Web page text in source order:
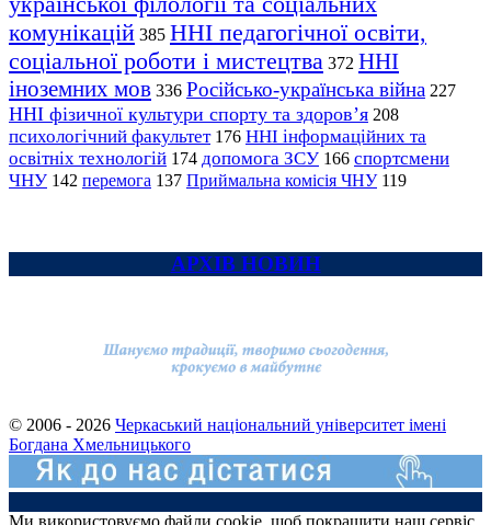
комунікацій 385 ННІ педагогічної освіти,
соціальної роботи і мистецтва 372 ННІ
іноземних мов 336 Російсько-українська війна 227
ННІ фізичної культури спорту та здоров’я 208
психологічний факультет 176 ННІ інформаційних та
освітніх технологій 174 допомога ЗСУ 166 спортсмени
ЧНУ 142 перемога 137 Приймальна комісія ЧНУ 119
АРХІВ НОВИН
© 2006 - 2026 Черкаський національний університет імені
Богдана Хмельницького